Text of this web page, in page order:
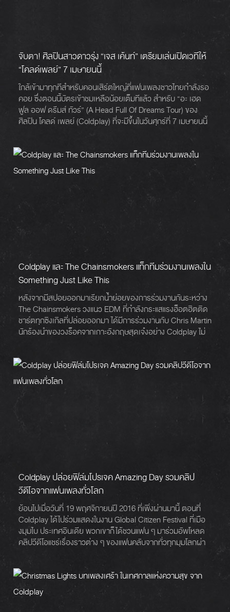
จับตา! ศิลปินสาวดาวรุ่ง “เจส เค้นท์” เตรียมเล่นเปิดเวทีให้
“โคลด์เพลย์” 7 เมษายนนี้
ใกล้เข้ามาทุกทีสำหรับคอนเสิร์ตใหญ่ที่แฟนเพลงชาวไทยกำลังรอ
คอย ซึ่งตอนนี้บัตรเข้าชมเหลือน้อยเต็มทีแล้ว สำหรับ “อะ เฮด
ฟูล ออฟ ดรีมส์ ทัวร์” (A Head Full Of Dreams Tour) ของ
ศิลปิน โคลด์ เพลย์ (Coldplay) ที่จะมีขึ้นในวันศุกร์ที่ 7 เมษายนนี้
Coldplay และ The Chainsmokers แท็กทีมร่วมงานเพลงใน
Something Just Like This
หลังจากมีสปอยออกมาเรียกน้ำย่อยของการร่วมงานกันระหว่าง
The Chainsmokers วงแนว EDM ที่กำลังกระแสแรงฮ็อตฮิตติด
ชาร์ตทุกซิงเกิลที่ปล่อยออกมา ได้มีการร่วมงานกับ Chris Martin
นักร้องนำของวงร็อคจากเกาะอังกฤษสุดเจ๋งอย่าง Coldplay ไม่
Coldplay ปล่อยฟิล์มโปรเจค Amazing Day รวมคลิป
วีดีโอจากแฟนเพลงทั่วโลก
ย้อนไปเมื่อวันที่ 19 พฤศจิกายนปี 2016 ที่เพิ่งผ่านมานี้ ตอนที่
Coldplay ได้ไปร่วมแสดงในงาน Global Citizen Festival ที่เมือ
งมุมไบ ประเทศอินเดีย พวกเขาก็ได้ชวนแฟน ๆ มาร่วมอัพโหลด
คลิปวีดีโอแชร์เรื่องราวต่าง ๆ ของแฟนคลับจากทั่วทุกมุมโลกผ่า